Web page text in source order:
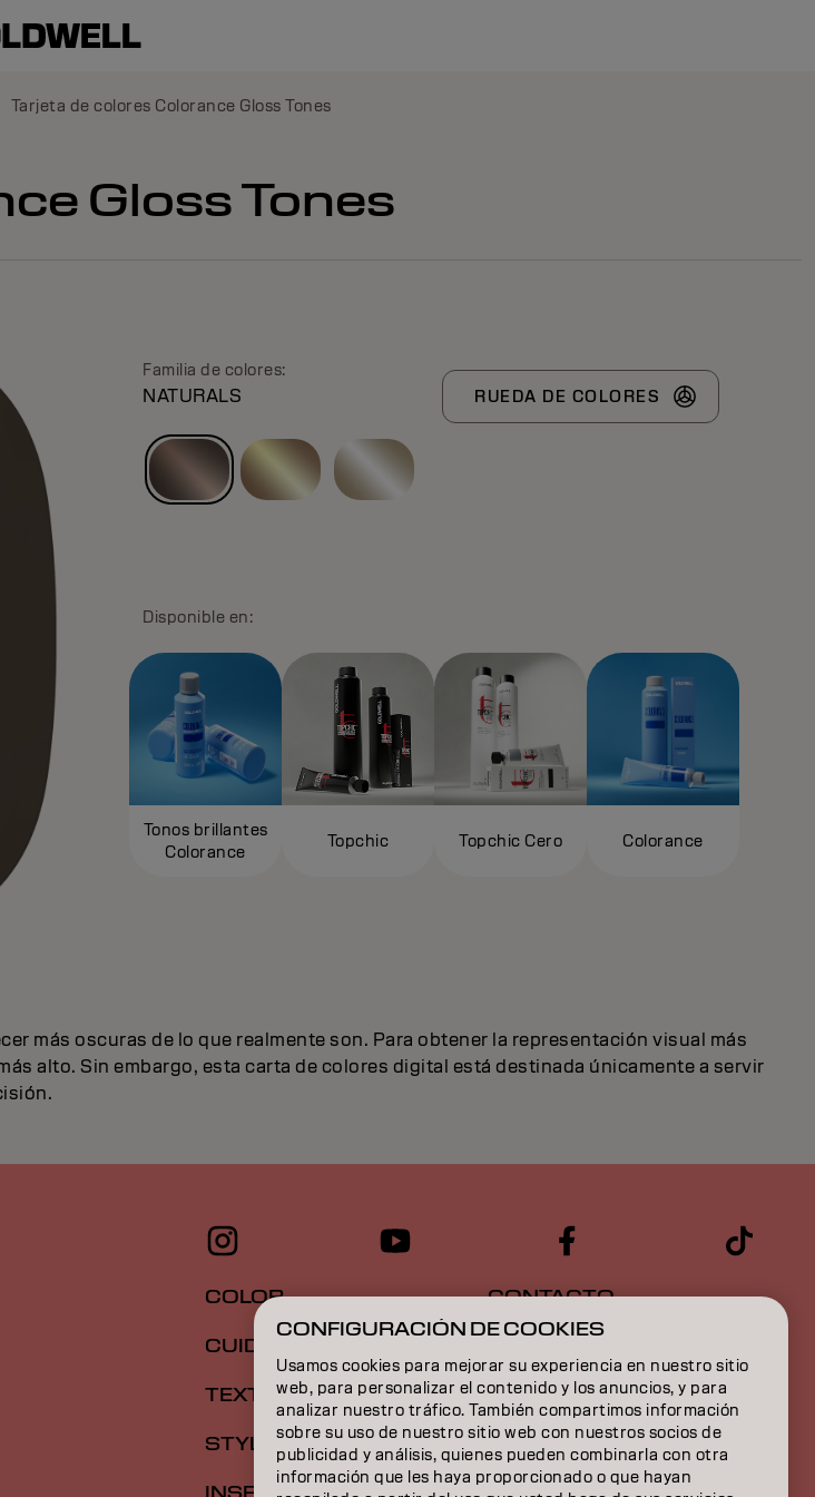
Tarjeta de colores Colorance Gloss Tones
Gloss Tones
Familia de colores:
NATURALS RUEDA DE COLORES
Disponible en:
Tonos brillantes
Colorance
Topchic Topchic Cero Colorance
más oscuras de lo que realmente son. Para obtener la representación visual más
alto. Sin embargo, esta carta de colores digital está destinada únicamente a servir
COLOR
CUIDADO
TEXTURA
STYLING
CONTACTO
CONFIGURACIÓN DE COOKIES
Usamos cookies para mejorar su experiencia en nuestro sitio
web, para personalizar el contenido y los anuncios, y para
analizar nuestro tráfico. También compartimos información
sobre su uso de nuestro sitio web con nuestros socios de
publicidad y análisis, quienes pueden combinarla con otra
información que les haya proporcionado o que hayan